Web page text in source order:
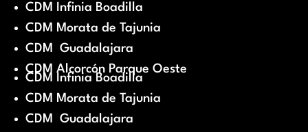
CDM Infinia Boadilla
CDM Morata de Tajunia
CDM Guadalajara
CDM Alcorcón Parque Oeste
CDM Infinia Boadilla
CDM Morata de Tajunia
CDM Guadalajara